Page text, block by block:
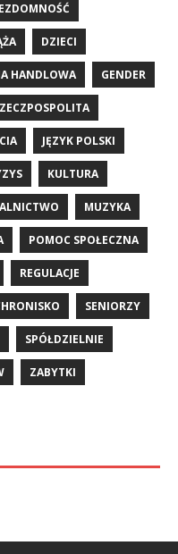
DZIECI
HANDLOWA GENDER
JĘZYK POLSKI
KULTURA
MUZYKA
POMOC SPOŁECZNA
REGULACJE
SENIORZY
SPÓŁDZIELNIE
ZABYTKI